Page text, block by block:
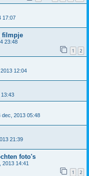
17:07
filmpje
23:48
1 2
12:04
dec, 2013 05:48
21:39
foto's
2013 14:41
1 2